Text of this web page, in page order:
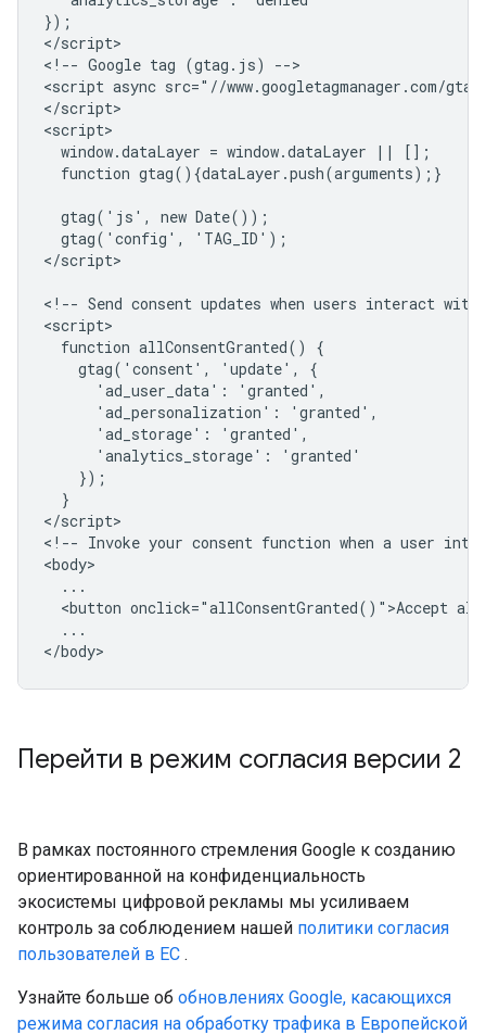
});
</script>
<!-- Google tag (gtag.js) -->
<script async src="//www.googletagmanager.com/
</script>
<script>
  window.dataLayer = window.dataLayer || [];
  function gtag(){dataLayer.push(arguments);}
  gtag('js', new Date());
  gtag('config', 'TAG_ID');
</script>
<!-- Send consent updates when users interact
<script>
  function allConsentGranted() {
    gtag('consent', 'update', {
      'ad_user_data': 'granted',
      'ad_personalization': 'granted',
      'ad_storage': 'granted',
      'analytics_storage': 'granted'
    });
  }
</script>
<!-- Invoke your consent function when a user
<body>
  ...
<button onclick="allConsentGranted()">Accept
  ...
Перейти в режим согласия версии 2
В рамках постоянного стремления Google к созданию
ориентированной на конфиденциальность
экосистемы цифровой рекламы мы усиливаем
контроль за соблюдением нашей политики согласия
пользователей в ЕС .
Узнайте больше об обновлениях Google, касающихся
режима согласия на обработку трафика в Европейской